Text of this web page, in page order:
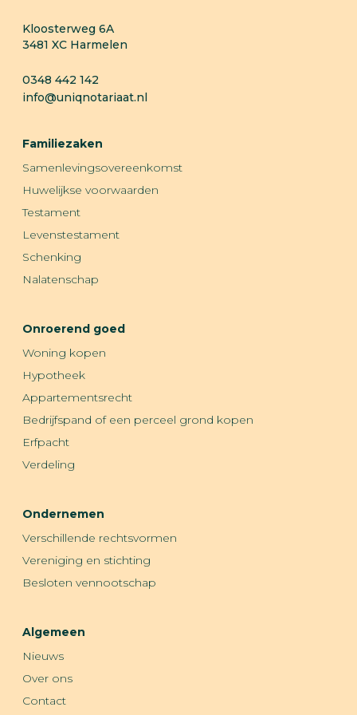
Kloosterweg 6A
3481 XC Harmelen
0348 442 142
info@uniqnotariaat.nl
Familiezaken
Samenlevingsovereenkomst
Huwelijkse voorwaarden
Testament
Levenstestament
Schenking
Nalatenschap
Onroerend goed
Woning kopen
Hypotheek
Appartementsrecht
Bedrijfspand of een perceel grond kopen
Erfpacht
Verdeling
Ondernemen
Verschillende rechtsvormen
Vereniging en stichting
Besloten vennootschap
Algemeen
Nieuws
Over ons
Contact